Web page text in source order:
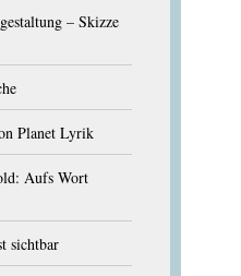
– Skizze
Planet Lyrik
Aufs Wort
sichtbar